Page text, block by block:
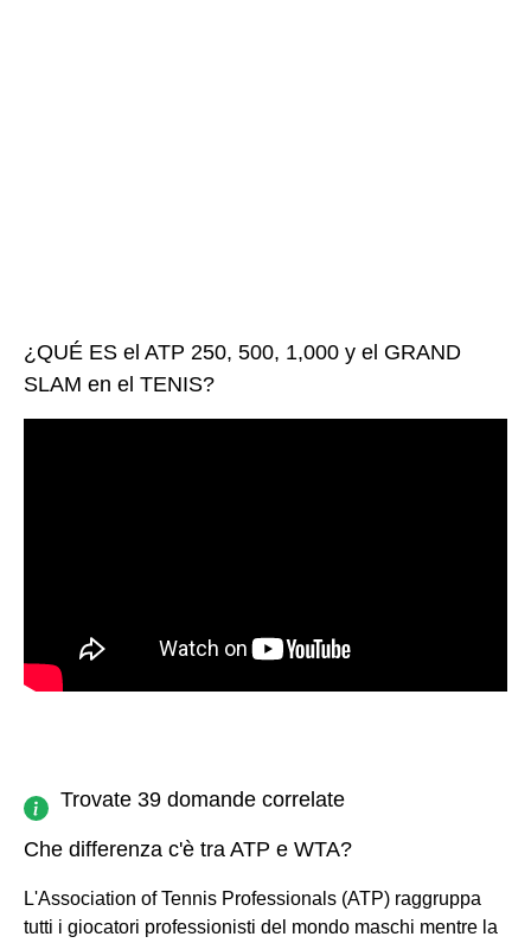
¿QUÉ ES el ATP 250, 500, 1,000 y el GRAND
SLAM en el TENIS?
Trovate 39 domande correlate
Che differenza c'è tra ATP e WTA?
L'Association of Tennis Professionals (ATP) raggruppa
tutti i giocatori professionisti del mondo maschi mentre la